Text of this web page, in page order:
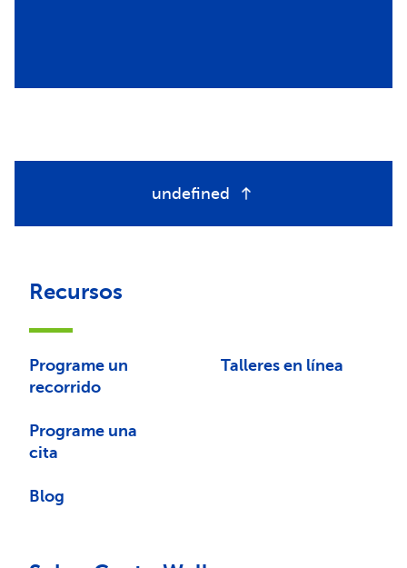
undefined
Recursos
Programe un
recorrido
Programe una
cita
Blog
Talleres en línea